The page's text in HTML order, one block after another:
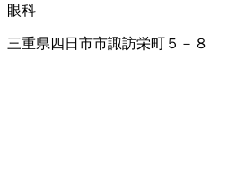
眼科
三重県四日市市諏訪栄町５－８